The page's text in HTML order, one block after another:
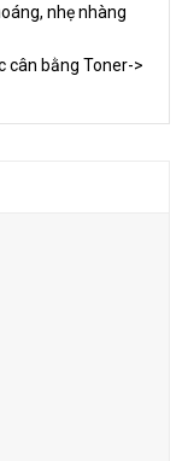
nhẹ nhàng
cân bằng Toner->